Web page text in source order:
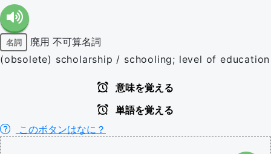
名詞 廃用 不可算名詞
(obsolete) scholarship / schooling; level of education
意味を覚える
単語を覚える
このボタンはなに？